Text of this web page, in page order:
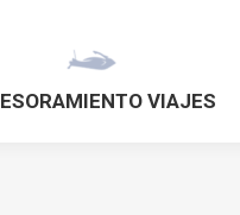
VIAJES